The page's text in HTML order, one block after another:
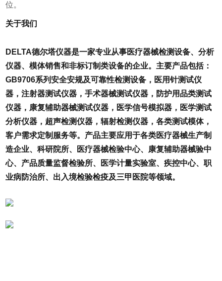
位。
关于我们
DELTA德尔塔仪器是一家专业从事医疗器械检测设备、分析
仪器、模体销售和非标订制类设备的企业。主要产品包括：
GB9706系列安全安规及可靠性检测设备，医用针测试仪
器，注射器测试仪器，手术器械测试仪器，防护用品类测试
仪器，康复辅助器械测试仪器，医学信号模拟器，医学测试
分析仪器，超声检测仪器，辐射检测仪器，各类测试模体，
客户需求定制服务等。产品主要应用于各类医疗器械生产制
造企业、科研院所、医疗器械检验中心、康复辅助器械验中
心、产品质量监督检验所、医学计量实验室、疾控中心、职
业病防治所、出入境检验检疫及三甲医院等领域。